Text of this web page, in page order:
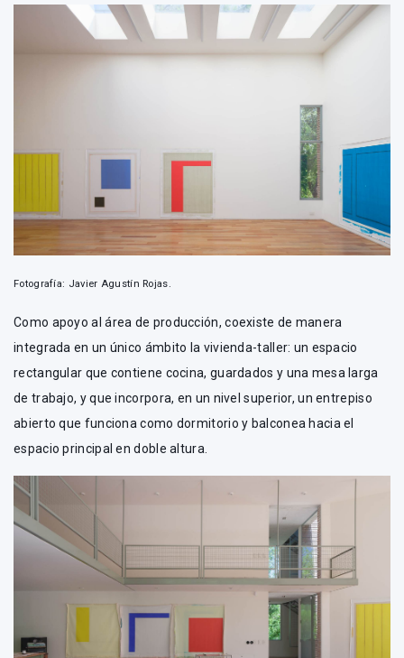
Fotografía: Javier Agustín Rojas.
Como apoyo al área de producción, coexiste de manera
integrada en un único ámbito la vivienda-taller: un espacio
rectangular que contiene cocina, guardados y una mesa larga
de trabajo, y que incorpora, en un nivel superior, un entrepiso
abierto que funciona como dormitorio y balconea hacia el
espacio principal en doble altura.